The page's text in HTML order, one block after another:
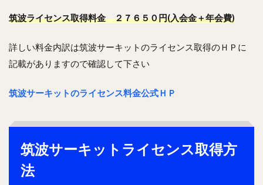
筑波ライセンス取得料金 ２７６５０円(入会金＋年会費)
詳しい料金内訳は筑波サーキットのライセンス取得のＨＰに
記載がありますので確認して下さい
筑波サーキットのライセンス料金公式ＨＰ
筑波サーキットライセンス取得方
法